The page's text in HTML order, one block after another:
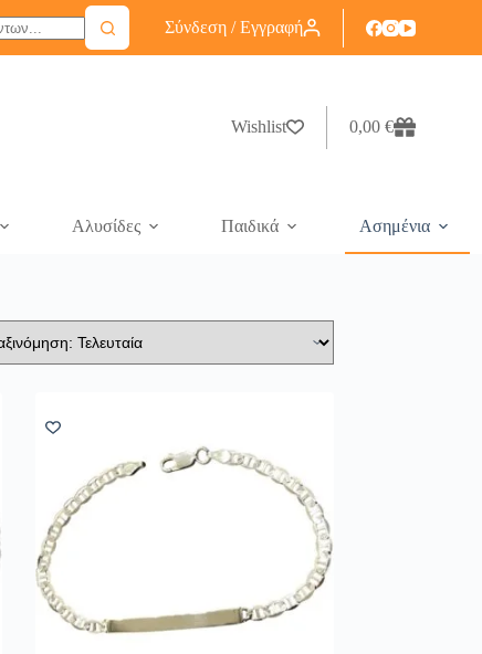
Σύνδεση / Εγγραφή
Wishlist 0,00 €
Αλυσίδες Παιδικά Ασημένια